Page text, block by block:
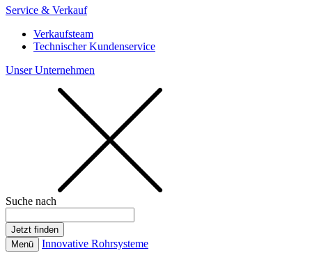
Service & Verkauf
Verkaufsteam
Technischer Kundenservice
Unser Unternehmen
Suche nach
Menü Innovative Rohrsysteme